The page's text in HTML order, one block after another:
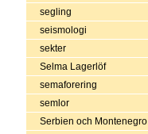
segling
seismologi
sekter
Selma Lagerlöf
semaforering
semlor
Serbien och Montenegro